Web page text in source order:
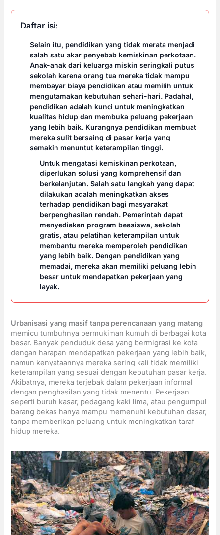
Daftar isi:
Selain itu, pendidikan yang tidak merata menjadi
salah satu akar penyebab kemiskinan perkotaan.
Anak-anak dari keluarga miskin seringkali putus
sekolah karena orang tua mereka tidak mampu
membayar biaya pendidikan atau memilih untuk
mengutamakan kebutuhan sehari-hari. Padahal,
pendidikan adalah kunci untuk meningkatkan
kualitas hidup dan membuka peluang pekerjaan
yang lebih baik. Kurangnya pendidikan membuat
mereka sulit bersaing di pasar kerja yang
semakin menuntut keterampilan tinggi.
Untuk mengatasi kemiskinan perkotaan,
diperlukan solusi yang komprehensif dan
berkelanjutan. Salah satu langkah yang dapat
dilakukan adalah meningkatkan akses
terhadap pendidikan bagi masyarakat
berpenghasilan rendah. Pemerintah dapat
menyediakan program beasiswa, sekolah
gratis, atau pelatihan keterampilan untuk
membantu mereka memperoleh pendidikan
yang lebih baik. Dengan pendidikan yang
memadai, mereka akan memiliki peluang lebih
besar untuk mendapatkan pekerjaan yang
layak.
Urbanisasi yang masif tanpa perencanaan yang matang
memicu tumbuhnya permukiman kumuh di berbagai kota
besar. Banyak penduduk desa yang bermigrasi ke kota
dengan harapan mendapatkan pekerjaan yang lebih baik,
namun kenyataannya mereka sering kali tidak memiliki
keterampilan yang sesuai dengan kebutuhan pasar kerja.
Akibatnya, mereka terjebak dalam pekerjaan informal
dengan penghasilan yang tidak menentu. Pekerjaan
seperti buruh kasar, pedagang kaki lima, atau pengumpul
barang bekas hanya mampu memenuhi kebutuhan dasar,
tanpa memberikan peluang untuk meningkatkan taraf
hidup mereka.